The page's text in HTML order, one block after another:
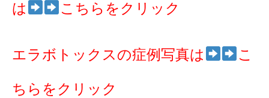
は こちらをクリック
エラボトックスの症例写真は こ
ちらをクリック